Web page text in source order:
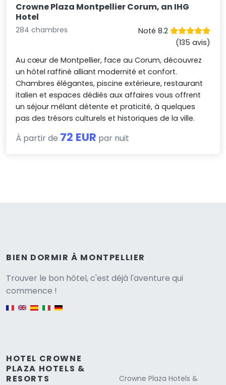
Crowne Plaza Montpellier Corum, an IHG
Hotel
284 chambres
Noté 8.2
(135 avis)
Au cœur de Montpellier, face au Corum, découvrez
un hôtel raffiné alliant modernité et confort.
Chambres élégantes, piscine extérieure, restaurant
italien et espaces dédiés aux affaires vous offrent
un séjour mêlant détente et praticité, à quelques
pas des trésors culturels et historiques de la ville.
À partir de 72 EUR par nuit
BIEN DORMIR À MONTPELLIER
Trouver le bon hôtel, c'est déjà l'aventure qui
commence !
HOTEL CROWNE
PLAZA HOTELS &
RESORTS
Crowne Plaza Hotels &